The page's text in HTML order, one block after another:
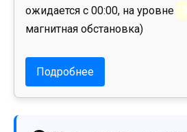
ожидается с 00:00, на уровне
магнитная обстановка)
Подробнее